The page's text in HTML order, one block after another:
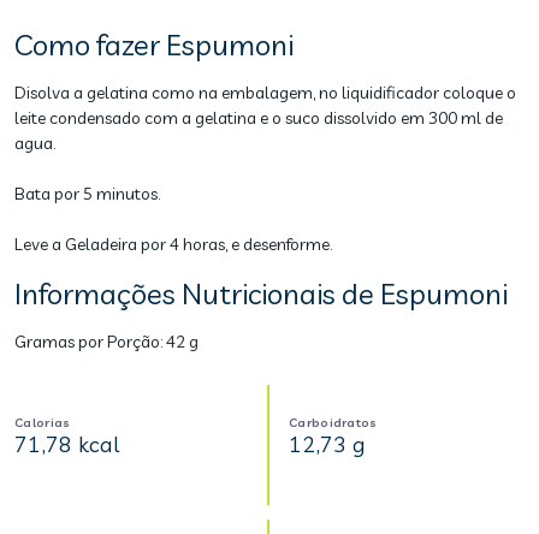
Como fazer Espumoni
Disolva a gelatina como na embalagem, no liquidificador coloque o
leite condensado com a gelatina e o suco dissolvido em 300 ml de
agua.
Bata por 5 minutos.
Leve a Geladeira por 4 horas, e desenforme.
Informações Nutricionais de Espumoni
Gramas por Porção:42 g
Calorias
71,78 kcal
Carboidratos
12,73 g